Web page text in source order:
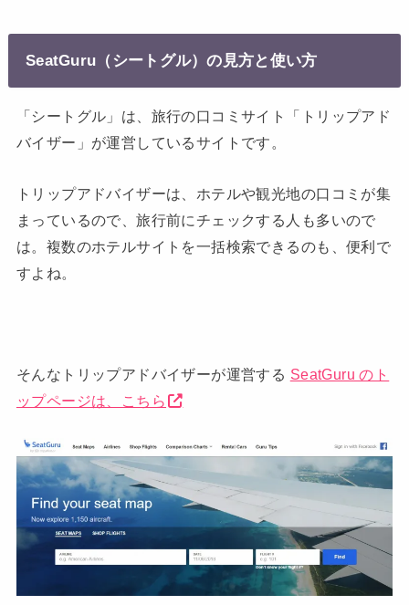
SeatGuru（シートグル）の見方と使い方
「シートグル」は、旅行の口コミサイト「トリップアド
バイザー」が運営しているサイトです。
トリップアドバイザーは、ホテルや観光地の口コミが集
まっているので、旅行前にチェックする人も多いので
は。複数のホテルサイトを一括検索できるのも、便利で
すよね。
そんなトリップアドバイザーが運営する SeatGuru のト
ップページは、こちら